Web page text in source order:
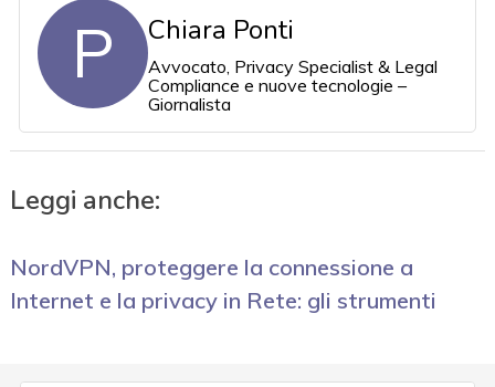
P Chiara Ponti
Avvocato, Privacy Specialist & Legal
Compliance e nuove tecnologie –
Giornalista
Leggi anche:
NordVPN, proteggere la connessione a
Internet e la privacy in Rete: gli strumenti